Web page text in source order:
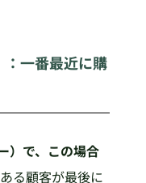
：一番最近に購
）で、この場合
ある顧客が最後に